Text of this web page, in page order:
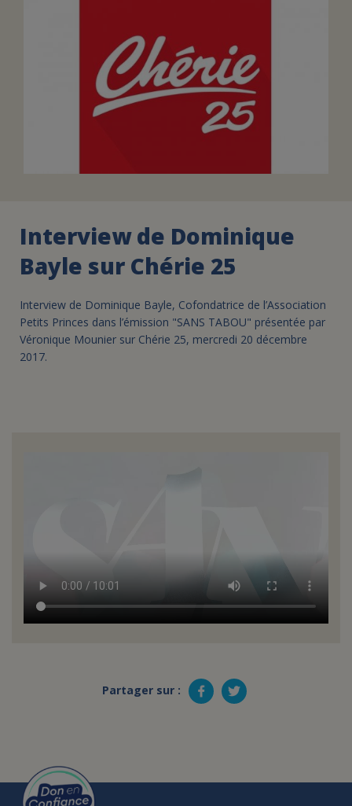
FAIRE UN DON
ASSURANCE VIE/LEGS
ESPACE PRESSE
Interview de Dominique
Bayle sur Chérie 25
Interview de Dominique Bayle, Cofondatrice de l’Association
Petits Princes dans l’émission "SANS TABOU" présentée par
Véronique Mounier sur Chérie 25, mercredi 20 décembre
2017.
Partager sur :